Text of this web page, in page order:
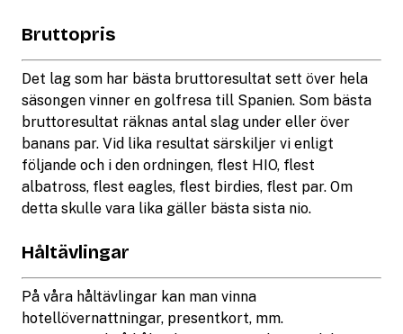
Bruttopris
Det lag som har bästa bruttoresultat sett över hela
säsongen vinner en golfresa till Spanien. Som bästa
bruttoresultat räknas antal slag under eller över
banans par. Vid lika resultat särskiljer vi enligt
följande och i den ordningen, flest HIO, flest
albatross, flest eagles, flest birdies, flest par. Om
detta skulle vara lika gäller bästa sista nio.
Håltävlingar
På våra håltävlingar kan man vinna
hotellövernattningar, presentkort, mm.